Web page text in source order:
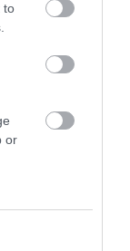
to
or
όμως